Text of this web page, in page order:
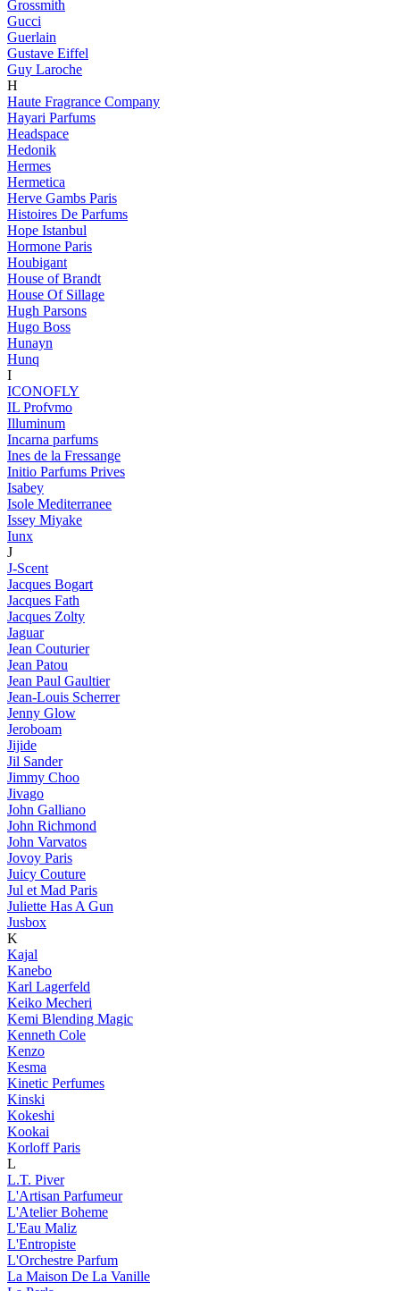
Grossmith
Gucci
Guerlain
Gustave Eiffel
Guy Laroche
H
Haute Fragrance Company
Hayari Parfums
Headspace
Hedonik
Hermes
Hermetica
Herve Gambs Paris
Histoires De Parfums
Hope Istanbul
Hormone Paris
Houbigant
House of Brandt
House Of Sillage
Hugh Parsons
Hugo Boss
Hunayn
Hunq
I
ICONOFLY
IL Profvmo
Illuminum
Incarna parfums
Ines de la Fressange
Initio Parfums Prives
Isabey
Isole Mediterranee
Issey Miyake
Iunx
J
J-Scent
Jacques Bogart
Jacques Fath
Jacques Zolty
Jaguar
Jean Couturier
Jean Patou
Jean Paul Gaultier
Jean-Louis Scherrer
Jenny Glow
Jeroboam
Jijide
Jil Sander
Jimmy Choo
Jivago
John Galliano
John Richmond
John Varvatos
Jovoy Paris
Juicy Couture
Jul et Mad Paris
Juliette Has A Gun
Jusbox
K
Kajal
Kanebo
Karl Lagerfeld
Keiko Mecheri
Kemi Blending Magic
Kenneth Cole
Kenzo
Kesma
Kinetic Perfumes
Kinski
Kokeshi
Kookai
Korloff Paris
L
L.T. Piver
L'Artisan Parfumeur
L'Atelier Boheme
L'Eau Maliz
L'Entropiste
L'Orchestre Parfum
La Maison De La Vanille